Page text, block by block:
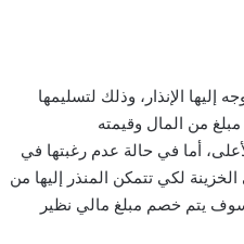
الإنذار، وذلك لتسليمها
من المال وقيمته
أما في حالة عدم رغبتها في
لكي تتمكن المنذر إليها من
سوف يتم خصم مبلغ مالي نظير